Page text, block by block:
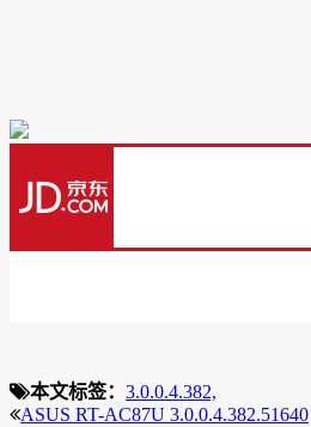
本文标签： 3.0.0.4.382,
ASUS RT-AC87U 3.0.0.4.382.51640